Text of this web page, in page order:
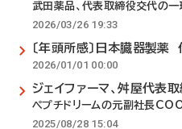
武田薬品、代表取締役交代の一
2026/03/26 19:33
〔年頭所感〕日本臓器製
2026/01/01 00:00
ジェイファーマ、舛屋代表
ペプチドリームの元副社長
2025/08/28 15:04